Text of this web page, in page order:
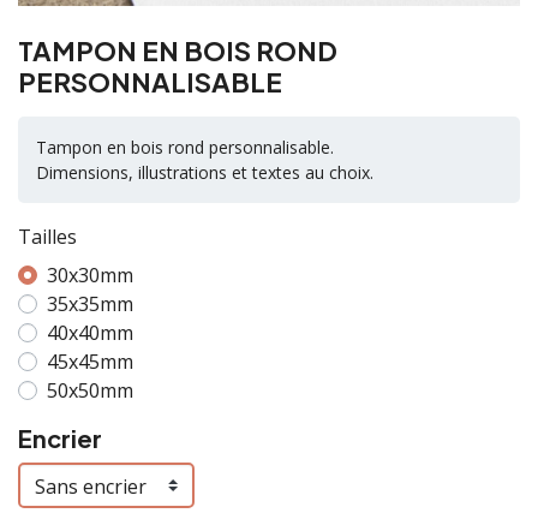
TAMPON EN BOIS ROND
PERSONNALISABLE
Tampon en bois rond personnalisable.
Dimensions, illustrations et textes au choix.
Tailles
30x30mm
35x35mm
40x40mm
45x45mm
50x50mm
Encrier